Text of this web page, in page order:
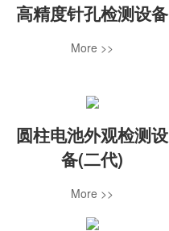
高精度针孔检测设备
More >>
圆柱电池外观检测设
备(二代)
More >>